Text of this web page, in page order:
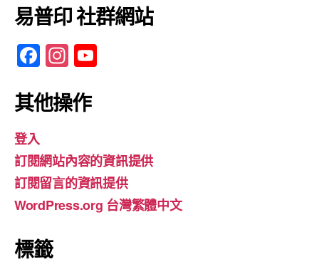
易普印 社群網站
F
a
c
b
o
o
k
In
st
a
gr
a
m
u
b
e
其他操作
登入
訂閱網站內容的資訊提供
訂閱留言的資訊提供
WordPress.org 台灣繁體中文
標籤